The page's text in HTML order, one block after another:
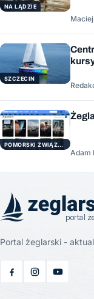
NA LĄDZIE
SZCZECIN
POMORSKI ZWIĄZEK ŻEGLARSKI
Adam
Portal żeglarski -